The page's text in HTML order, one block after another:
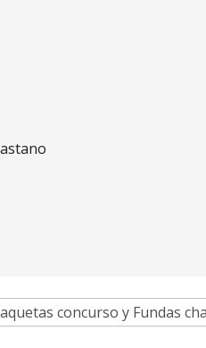
concurso y Fundas